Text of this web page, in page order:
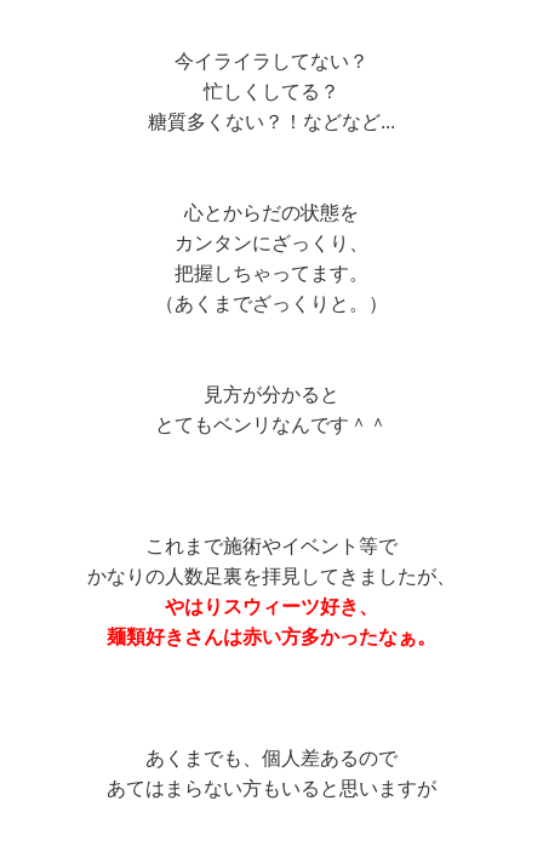
今イライラしてない？
忙しくしてる？
糖質多くない？！などなど...
心とからだの状態を
カンタンにざっくり、
把握しちゃってます。
（あくまでざっくりと。）
見方が分かると
とてもベンリなんです＾＾
これまで施術やイベント等で
かなりの人数足裏を拝見してきましたが、
やはりスウィーツ好き、
麺類好きさんは赤い方多かったなぁ。
あくまでも、個人差あるので
あてはまらない方もいると思いますが